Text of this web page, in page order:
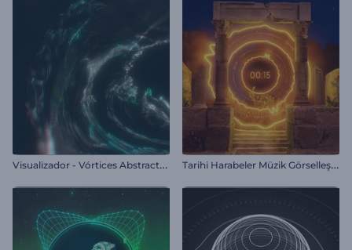
V
isualizador - Vórtices Abstractos T
arihi Harabeler Müzik Görselleştirici